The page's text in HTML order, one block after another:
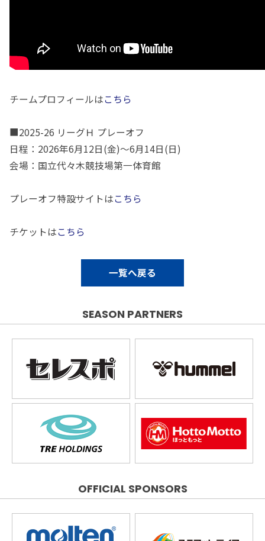
チームプロフィールはこちら
■2025-26 リーグＨ プレーオフ
日程：2026年6月12日(金)～6月14日(日)
会場：国立代々木競技場第一体育館
プレーオフ特設サイトはこちら
チケットはこちら
一覧へ戻る
SEASON PARTNERS
OFFICIAL SPONSORS